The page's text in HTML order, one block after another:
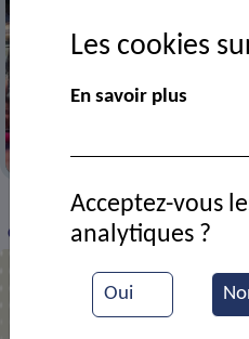
> VIE MUNICIPALE >
Colonie de Boulc
Les cookies
En savoir plus
Oui
Acceptez-vous
analytiques ?